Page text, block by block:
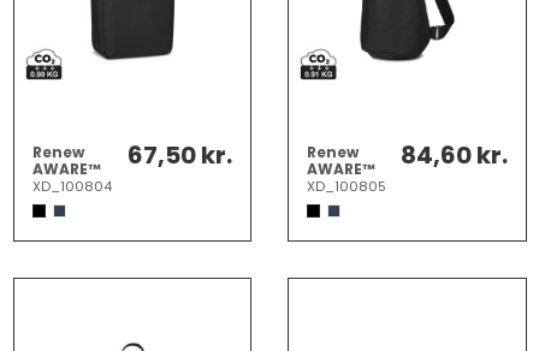
Renew
AWARE™
rPET
mulepose
med
lynlås
XD_100804
67,50 kr.
Renew
AWARE™
rPET Sling
Bag
XD_100805
84,60 kr.